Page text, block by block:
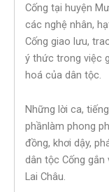
Cống tại huyện
các nghệ nhân,
Cống giao lưu,
ý thức trong việc
hoá của dân tộc.
Những lời ca,
phầnlàm phong
đồng, khơi dậy,
dân tộc Cống
Lai Châu.